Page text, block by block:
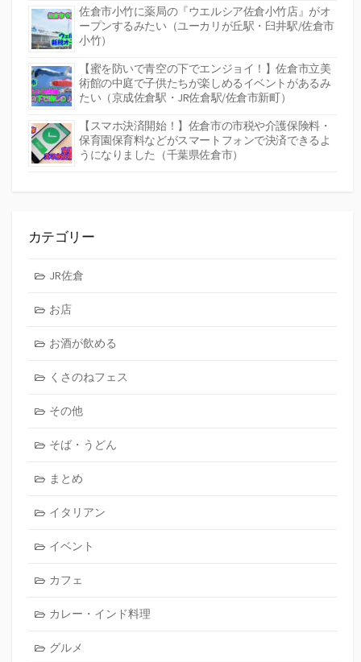
佐倉市小竹に薬局の『ウエルシア佐倉小竹店』がオ
ープンするみたい（ユーカリが丘駅・臼井駅/佐倉市
小竹）
【蜜を防いで青空の下でエンジョイ！】佐倉市立美
術館の中庭で子供たちが楽しめるイベントがあるみ
たい（京成佐倉駅・JR佐倉駅/佐倉市新町）
【スマホ決済開始！】佐倉市の市税や介護保険料・
保育園保育料などがスマートフォンで決済できるよ
うになりました（千葉県佐倉市）
カテゴリー
JR佐倉
お店
お酒が飲める
くさのねフェス
その他
そば・うどん
まとめ
イタリアン
イベント
カフェ
カレー・インド料理
グルメ